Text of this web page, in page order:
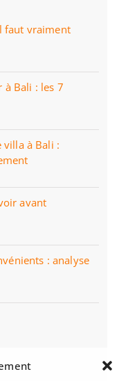
faut vraiment
à Bali : les 7
à Bali :
avant
: analyse